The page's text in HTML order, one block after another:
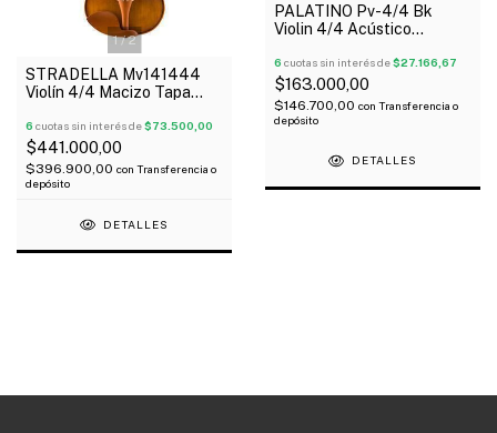
1/2
STRADELLA Mv141444
Violín 4/4 Macizo Tapa
Fondo Maple
6 cuotas sin interés de$73.500,00
$441.000,00
$396.900,00 con Transferencia o
depósito
DETALLES
PALATINO Pv-4/4 Bk
Violin 4/4 Acústico
Negro
6 cuotas sin interés de$27.166,67
$163.000,00
$146.700,00 con Transferencia o
depósito
DETALLES